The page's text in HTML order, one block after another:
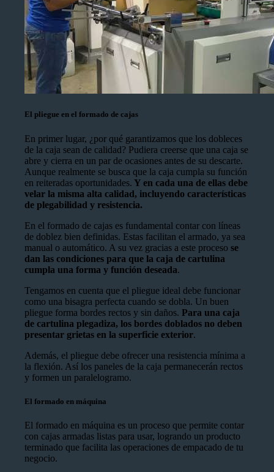
El pliegue en el formado de cajas
En primer lugar, ¿por qué garantizamos que los dobleces
de la caja sean de calidad? Pudiera creerse que una caja se
abre y cierra en un par de ocasiones antes de su descarte.
Aunque realmente se busca que la caja cumpla su función
en reiteradas oportunidades. Y en cada una de ellas debe
velar la misma alta calidad, incluyendo características
de plegabilidad y resistencia.
En el formado de cajas es fundamental contar con líneas
de doblez bien definidas. Estas facilitan el armado, ya sea
manual o automático. A su vez gracias a este procesose
dan las condiciones para que la caja de cartulina
cumpla una forma y función deseada.
Tengamos en cuenta que el pliegue ideal debe funcionar
como una bisagra perfecta cuando se dobla. Un buen
pliegue forma bordes rectos y sin daños.Para una caja
de cartulina plegadiza, los bordes doblados no deben
presentar grietas en la superficie exterior.
Además, el pliegue debe ofrecer una resistencia mínima a
la flexión. Así los paneles de la caja permanecerán rectos
y formen un paralelogramo.
El formado en máquina
El formado en máquina es un proceso que permite contar
con cajas armadas listas para usar, logrando un producto
terminado que facilita las operaciones de empacado de tu
negocio.